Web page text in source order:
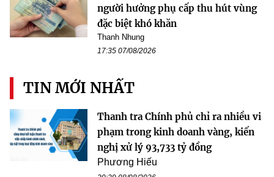
người hưởng phụ cấp thu hút vùng
đặc biệt khó khăn
Thanh Nhung
17:35 07/08/2026
TIN MỚI NHẤT
Thanh tra Chính phủ chỉ ra nhiều vi
phạm trong kinh doanh vàng, kiến
nghị xử lý 93,733 tỷ đồng
Phương Hiếu